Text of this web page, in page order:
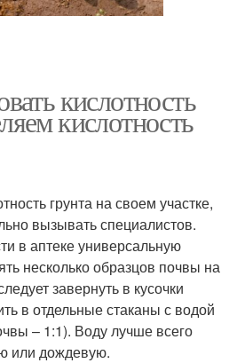
кислотность
кислотность
грунта на своем участке,
вызывать специалистов.
в аптеке универсальную
несколько образцов почвы на
завернуть в кусочки
в отдельные стаканы с водой
– 1:1). Воду лучше всего
или дождевую.